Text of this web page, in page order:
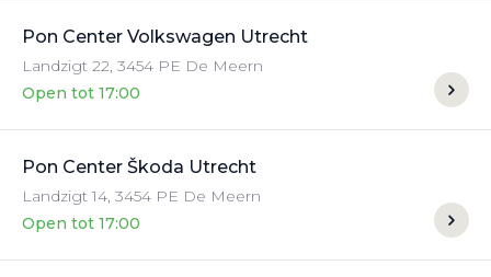
Pon Center Volkswagen Utrecht
Landzigt 22, 3454 PE De Meern
Open tot 17:00
Pon Center Škoda Utrecht
Landzigt 14, 3454 PE De Meern
Open tot 17:00